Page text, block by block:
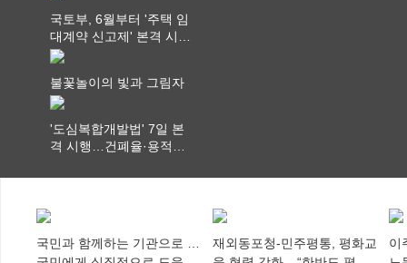
국토부, 6월부터 '주택 임
대계약 신고제' 본격 시
행…실거래가 투명화 기
불꽃놀이의 빛과 그림자
'도심복합개발법' 7일 본
격 시행…건폐율·용적률
국민과 함께하는 기관으로 …
재외동포청-민주평통, 평화교
이